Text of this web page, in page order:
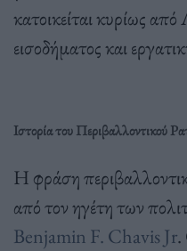
κατοικείται κυρίως
εισοδήματος και
Ιστορία του Περιβαλλοντικού
Η φράση
από τον ηγέτη των
Benjamin F. Chavis Jr.